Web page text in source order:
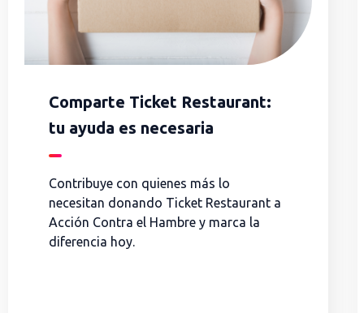
Comparte Ticket Restaurant:
tu ayuda es necesaria
Contribuye con quienes más lo
necesitan donando Ticket Restaurant a
Acción Contra el Hambre y marca la
diferencia hoy.